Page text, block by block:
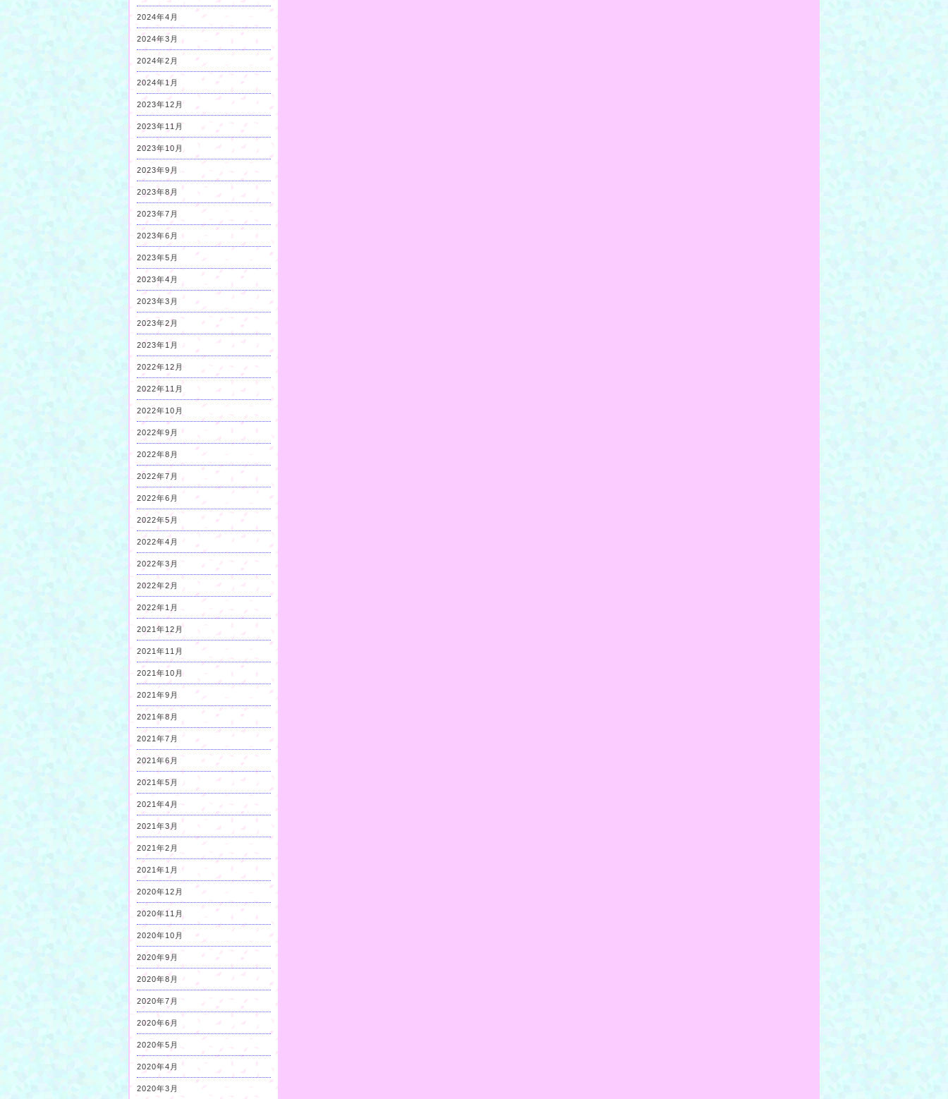
2024年4月
2024年3月
2024年2月
2024年1月
2023年12月
2023年11月
2023年10月
2023年9月
2023年8月
2023年7月
2023年6月
2023年5月
2023年4月
2023年3月
2023年2月
2023年1月
2022年12月
2022年11月
2022年10月
2022年9月
2022年8月
2022年7月
2022年6月
2022年5月
2022年4月
2022年3月
2022年2月
2022年1月
2021年12月
2021年11月
2021年10月
2021年9月
2021年8月
2021年7月
2021年6月
2021年5月
2021年4月
2021年3月
2021年2月
2021年1月
2020年12月
2020年11月
2020年10月
2020年9月
2020年8月
2020年7月
2020年6月
2020年5月
2020年4月
2020年3月